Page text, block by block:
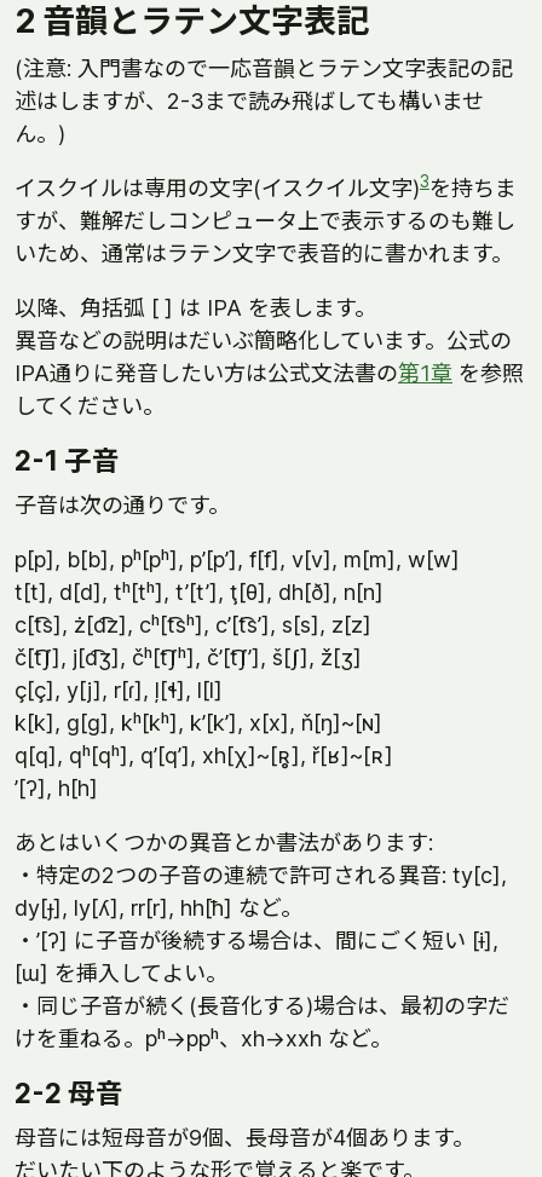
2 音韻とラテン文字表記
(注意: 入門書なので一応音韻とラテン文字表記の記
述はしますが、2-3まで読み飛ばしても構いませ
ん。)
イスクイルは専用の文字(イスクイル文字)3を持ちま
すが、難解だしコンピュータ上で表示するのも難し
いため、通常はラテン文字で表音的に書かれます。
以降、角括弧 [ ] は IPA を表します。
異音などの説明はだいぶ簡略化しています。公式の
IPA通りに発音したい方は公式文法書の第1章 を参照
してください。
2-1 子音
子音は次の通りです。
p[p], b[b], pʰ[pʰ], p’[p’], f[f], v[v], m[m], w[w]
t[t], d[d], tʰ[tʰ], t’[t’], ţ[θ], dh[ð], n[n]
c[t͡s], ż[d͡z], cʰ[t͡sʰ], c’[t͡s’], s[s], z[z]
č[t͡ʃ], j[d͡ʒ], čʰ[t͡ʃʰ], č’[t͡ʃ’], š[ʃ], ž[ʒ]
ç[ç], y[j], r[ɾ], ļ[ɬ], l[l]
k[k], g[g], kʰ[kʰ], k’[k’], x[x], ň[ŋ]~[ɴ]
q[q], qʰ[qʰ], q’[q’], xh[χ]~[ʀ̥], ř[ʁ]~[ʀ]
’[ʔ], h[h]
あとはいくつかの異音とか書法があります:
・特定の2つの子音の連続で許可される異音: ty[c],
dy[ɟ], ly[ʎ], rr[r], hh[ħ] など。
・’[ʔ] に子音が後続する場合は、間にごく短い [ɨ],
[ɯ] を挿入してよい。
・同じ子音が続く(長音化する)場合は、最初の字だ
けを重ねる。pʰ→ppʰ、xh→xxh など。
2-2 母音
母音には短母音が9個、長母音が4個あります。
だいたい下のような形で覚えると楽です。